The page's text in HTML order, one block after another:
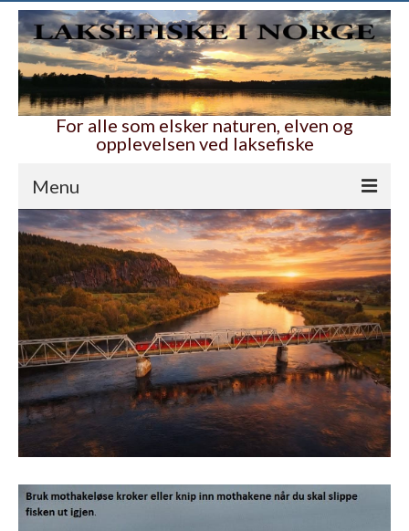
For alle som elsker naturen, elven og
opplevelsen ved laksefiske
Menu
Hjem
Nyttig og bra
Ambassadører
Våre folk i elva
Laksefiskelotteriet
Alle lotteriene
Guide til Laksefiske
Finn din fiskeplass
Medlemskap
Medlemside